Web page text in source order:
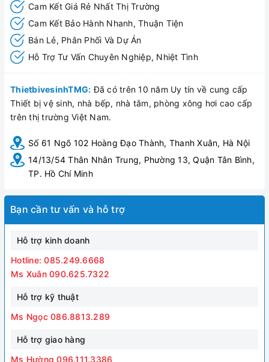
Cam Kết Giá Rẻ Nhất Thị Trường
Cam Kết Bảo Hành Nhanh, Thuận Tiện
Bán Lẻ, Phân Phối Và Dự Án
Hỗ Trợ Tư Vấn Chuyên Nghiệp, Nhiệt Tình
ThietbivesinhTMG: Đã có trên 10 năm Uy tín về cung cấp
Thiết bị vệ sinh, nhà bếp, nhà tắm, phòng xông hơi cao cấp
trên thị trường Việt Nam.
Số 61 Ngõ 102 Hoàng Đạo Thành, Thanh Xuân, Hà Nội
14/13/54 Thân Nhân Trung, Phường 13, Quận Tân Bình,
TP. Hồ Chí Minh
Bạn cần tư vấn và hỗ trợ
Hỗ trợ kinh doanh
Hotline: 085.249.6668
Ms Xuân 090.625.7322
Hỗ trợ kỹ thuật
Ms Ngọc 086.8813.289
Hỗ trợ giao hàng
Ms Hường 096.111.3386